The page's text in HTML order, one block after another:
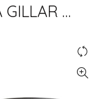
GILLAR …